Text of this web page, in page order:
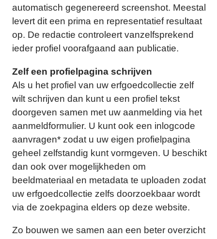
automatisch gegenereerd screenshot. Meestal
levert dit een prima en representatief resultaat
op. De redactie controleert vanzelfsprekend
ieder profiel voorafgaand aan publicatie.
Zelf een profielpagina schrijven
Als u het profiel van uw erfgoedcollectie zelf
wilt schrijven dan kunt u een profiel tekst
doorgeven samen met uw aanmelding via het
aanmeldformulier. U kunt ook een inlogcode
aanvragen* zodat u uw eigen profielpagina
geheel zelfstandig kunt vormgeven. U beschikt
dan ook over mogelijkheden om
beeldmateriaal en metadata te uploaden zodat
uw erfgoedcollectie zelfs doorzoekbaar wordt
via de zoekpagina elders op deze website.
Zo bouwen we samen aan een beter overzicht